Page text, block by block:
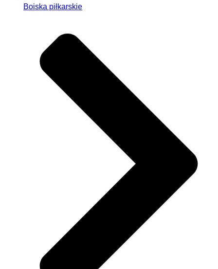
Boiska piłkarskie